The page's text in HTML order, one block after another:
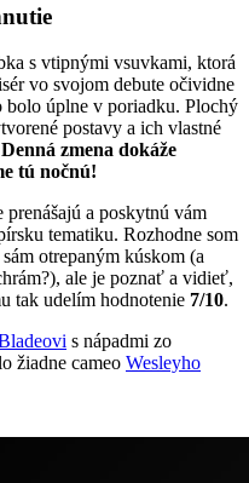
s vtipnými vsuvkami, ktorá
vo svojom debute očividne
bolo úplne v poriadku. Plochý
postavy a ich vlastné
Denná zmena dokáže
tú nočnú!
a poskytnú vám
tematiku. Rozhodne som
otrepaným kúskom (a
ale je poznať a vidieť,
tak udelím hodnotenie 7/10.
s nápadmi zo
žiadne cameo Wesleyho